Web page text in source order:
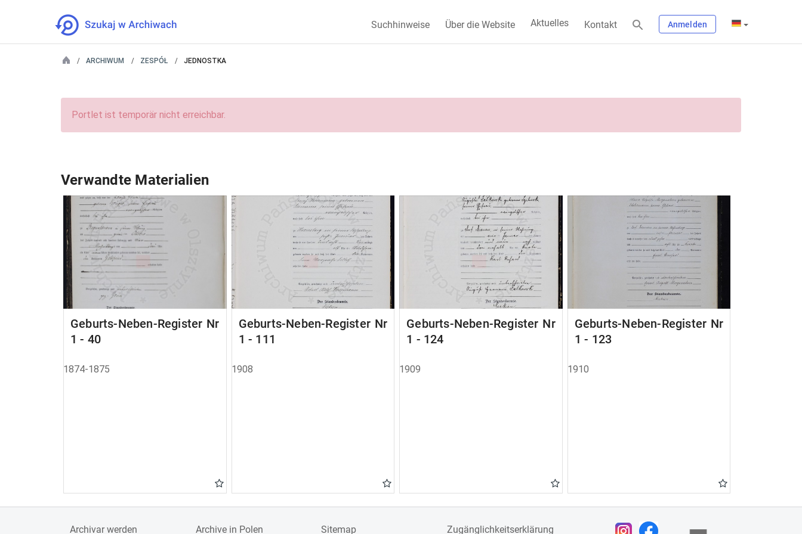
Suchhinweise Über die Website Aktuelles Kontakt Anmelden
ARCHIWUM ZESPÓŁ JEDNOSTKA
Portlet ist temporär nicht erreichbar.
Verwandte Materialien
Geburts-Neben-Register Nr
1 - 40
1874-1875
Geburts-Neben-Register Nr
1 - 111
1908
Geburts-Neben-Register Nr
1 - 124
1909
Geburts-Neben-Register Nr
1 - 123
1910
Archivar werden Archive in Polen Sitemap Zugänglichkeitserklärung